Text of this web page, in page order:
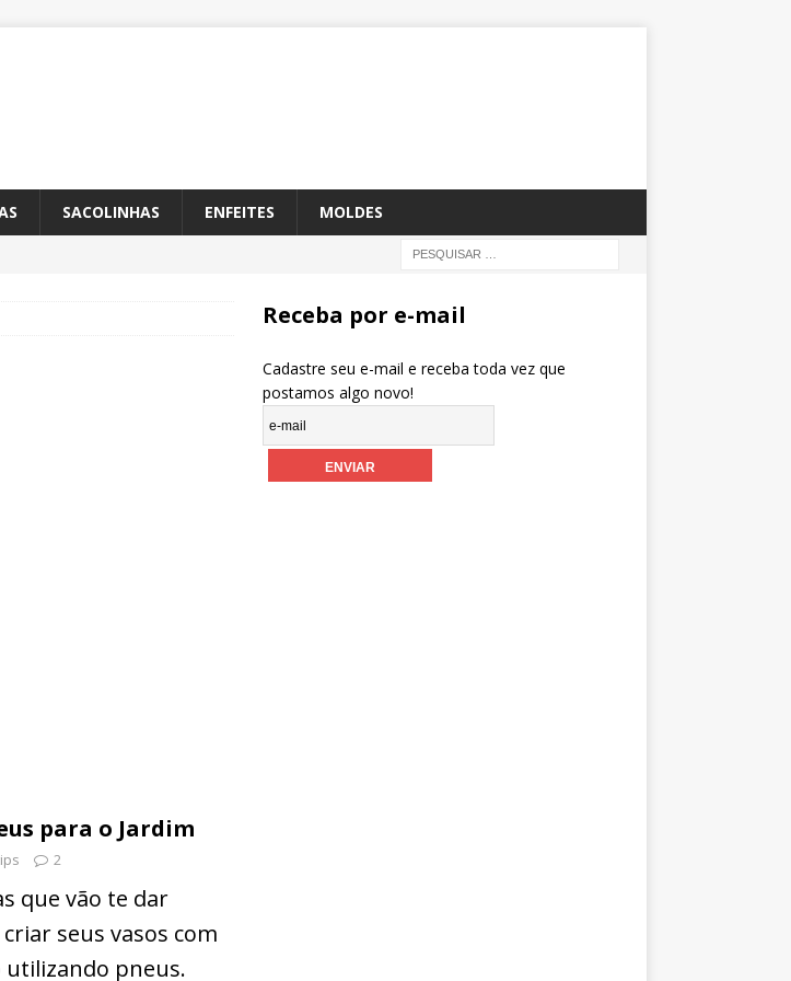
SACOLINHAS ENFEITES MOLDES
para o Jardim
2
que vão te dar
seus vasos com
utilizando pneus.
Receba por e-mail
Cadastre seu e-mail e receba toda vez que
postamos algo novo!